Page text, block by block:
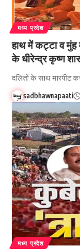
मध्य प्रदेश
हाथ में कट्टा व मुंह
के धीरेन्द्र कृष्ण
दलितों के साथ मारपीट
sadbhawnapaati
मध्य प्रदेश